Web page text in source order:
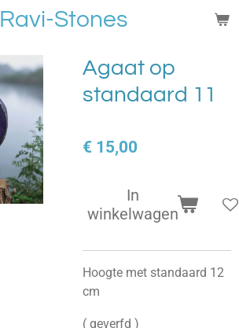
Ravi-Stones
Agaat op
standaard 11
€ 15,00
In
winkelwagen
Hoogte met standaard 12
cm
( geverfd )